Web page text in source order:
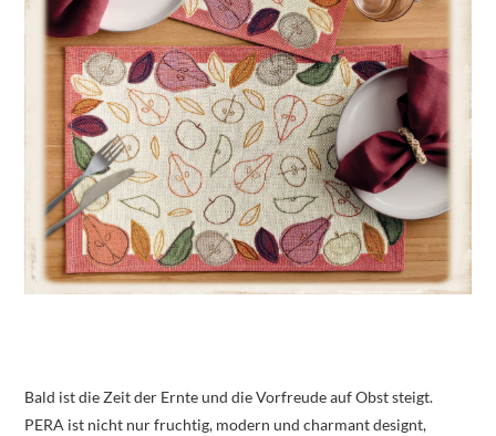
Bald ist die Zeit der Ernte und die Vorfreude auf Obst steigt.
PERA ist nicht nur fruchtig, modern und charmant designt,